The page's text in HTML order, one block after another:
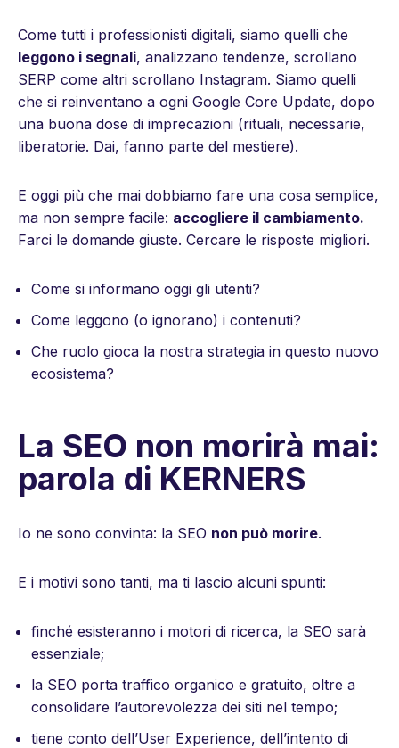
Come tutti i professionisti digitali, siamo quelli che
leggono i segnali, analizzano tendenze, scrollano
SERP come altri scrollano Instagram. Siamo quelli
che si reinventano a ogni Google Core Update, dopo
una buona dose di imprecazioni (rituali, necessarie,
liberatorie. Dai, fanno parte del mestiere).
E oggi più che mai dobbiamo fare una cosa semplice,
ma non sempre facile: accogliere il cambiamento.
Farci le domande giuste. Cercare le risposte migliori.
Come si informano oggi gli utenti?
Come leggono (o ignorano) i contenuti?
Che ruolo gioca la nostra strategia in questo nuovo
ecosistema?
La SEO non morirà mai:
parola di KERNERS
Io ne sono convinta: la SEO non può morire.
E i motivi sono tanti, ma ti lascio alcuni spunti:
finché esisteranno i motori di ricerca, la SEO sarà
essenziale;
la SEO porta traffico organico e gratuito, oltre a
consolidare l’autorevolezza dei siti nel tempo;
tiene conto dell’User Experience, dell’intento di